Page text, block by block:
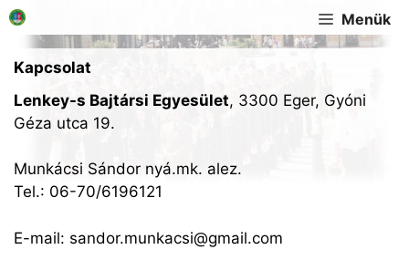
Kilépés
Menük
Kapcsolat
Lenkey-s Bajtársi Egyesület, 3300 Eger, Gyóni
Géza utca 19.
Munkácsi Sándor nyá.mk. alez.
Tel.: 06-70/6196121
E-mail: sandor.munkacsi@gmail.com